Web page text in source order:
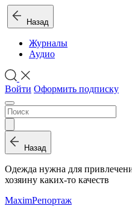
Назад
Журналы
Аудио
Войти Оформить подписку
Назад
Одежда нужна для
хозяину каких-то качеств
MaximРепортаж